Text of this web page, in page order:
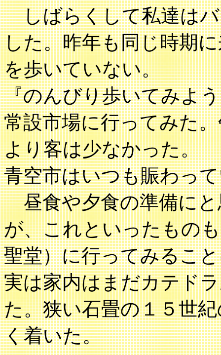
しばらくして私達はバ
した。昨年も同じ時期
を歩いていない。
『のんびり歩いてみよ
常設市場に行ってみた
より客は少なかった。
青空市はいつも賑わっ
昼食や夕食の準備にと
が、これといったもの
聖堂）に行ってみるこ
実は家内はまだカテド
た。狭い石畳の１５世
く着いた。